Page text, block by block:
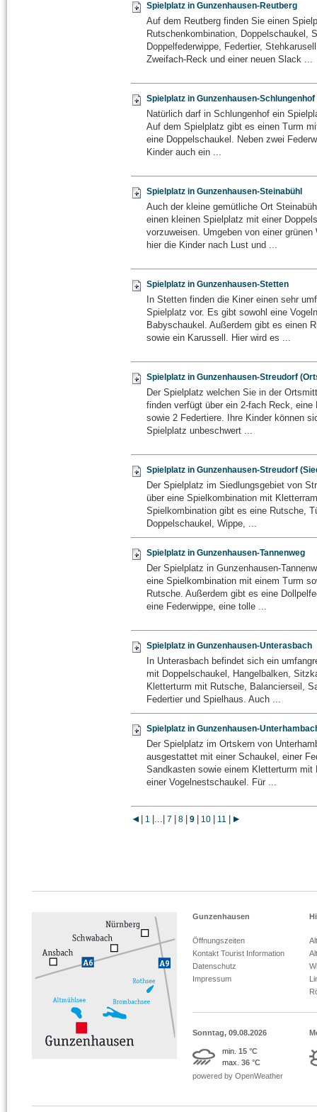
Spielplatz in Gunzenhausen-Reutberg
Auf dem Reutberg finden Sie einen
Rutschenkombination, Doppelschaukel,
Doppelfederwippe, Federtier,
Zweifach-Reck und einer neuen Slack ...
Spielplatz in Gunzenhausen-Schlungenhof
Natürlich darf in Schlungenhof ein
Auf dem Spielplatz gibt es einen Turm
eine Doppelschaukel. Neben zwei
Kinder auch ein ...
Spielplatz in Gunzenhausen-Steinabühl
Auch der kleine gemütliche Ort
einen kleinen Spielplatz mit einer
vorzuweisen. Umgeben von einer grünen
hier die Kinder nach Lust und ...
Spielplatz in Gunzenhausen-Stetten
In Stetten finden die Kiner einen sehr
Spielplatz vor. Es gibt sowohl eine
Babyschaukel. Außerdem gibt es einen
sowie ein Karussell. Hier wird es ...
Spielplatz in Gunzenhausen-Streudorf
Der Spielplatz welchen Sie in der
finden verfügt über ein 2-fach Reck, eine
sowie 2 Federtiere. Ihre Kinder können
Spielplatz unbeschwert ...
Spielplatz in Gunzenhausen-Streudorf
Der Spielplatz im Siedlungsgebiet von
über eine Spielkombination mit
Spielkombination gibt es eine Rutsche,
Doppelschaukel, Wippe, ...
Spielplatz in Gunzenhausen-Tannenweg
Der Spielplatz in Gunzenhausen-
eine Spielkombination mit einem Turm
Rutsche. Außerdem gibt es eine
eine Federwippe, eine tolle ...
Spielplatz in Gunzenhausen-Unterasbach
In Unterasbach befindet sich ein
mit Doppelschaukel, Hangelbalken,
Kletterturm mit Rutsche, Balancierseil,
Federtier und Spielhaus. Auch ...
Spielplatz in Gunzenhausen-
Der Spielplatz im Ortskern von
ausgestattet mit einer Schaukel, einer
Sandkasten sowie einem Kletterturm mit
einer Vogelnestschaukel. Für ...
1 ... 7 8 9 10 11
Gunzenhausen
Öffnungszeiten
Kontakt Tourist Information
Datenschutz
Impressum
Sonntag, 09.08.2026
min. 15 °C
max. 36 °C
powered by OpenWeather